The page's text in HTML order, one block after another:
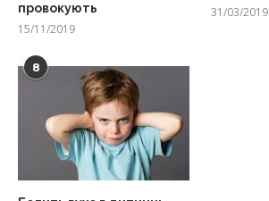
провокують
15/11/2019
31/03/2019
8